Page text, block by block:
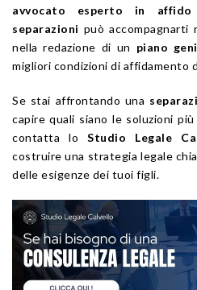
avvocato esperto in
separazioni può accompagnarti
nella redazione di un piano
migliori condizioni di affidamento
Se stai affrontando una
capire quali siano le soluzioni
contatta lo Studio Legale
costruire una strategia legale
delle esigenze dei tuoi figli.